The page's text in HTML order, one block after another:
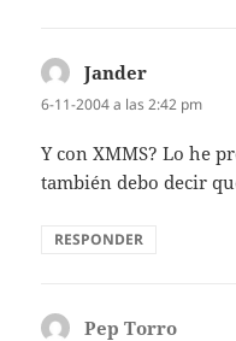
Jander
6-11-2004 a las 2:42 pm
Y con XMMS? Lo he
también debo decir
RESPONDER
Pep Torro